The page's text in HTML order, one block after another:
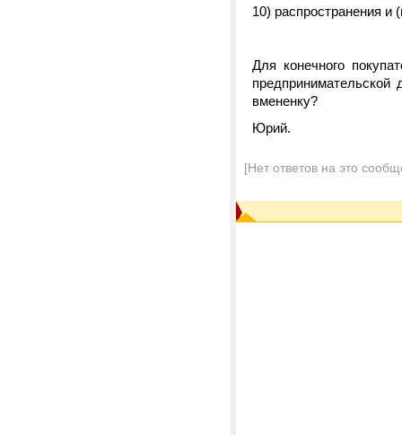
10) распространения
Для конечного
вмененку?
Юрий.
[Нет ответов на это